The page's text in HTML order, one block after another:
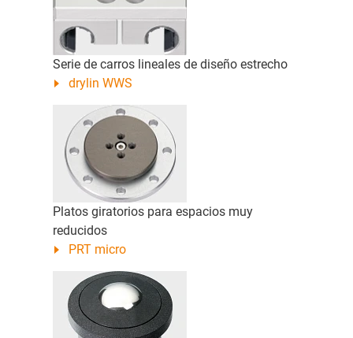
Serie de carros lineales de diseño estrecho
drylin WWS
Platos giratorios para espacios muy
reducidos
PRT micro